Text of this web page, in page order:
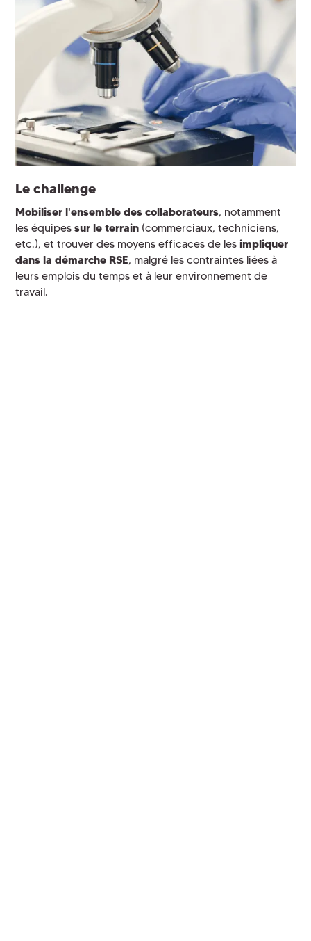
Le challenge
Mobiliser l'ensemble des collaborateurs, notamment
les équipessur le terrain (commerciaux, techniciens,
etc.), et trouver des moyens efficaces de lesimpliquer
dans la démarche RSE, malgré les contraintes liées à
leurs emplois du temps et à leur environnement de
travail.